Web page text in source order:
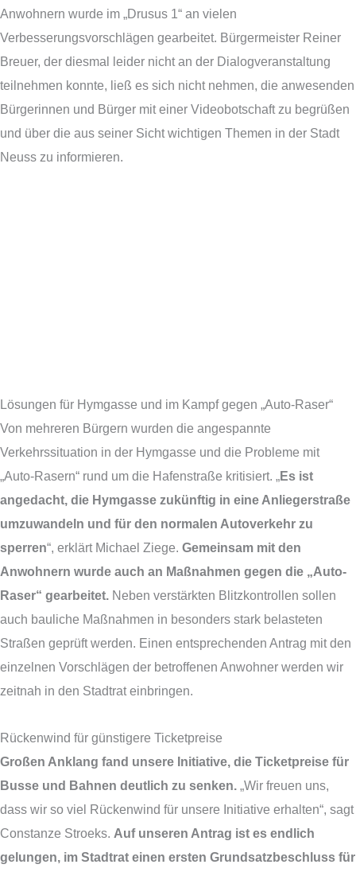
Anwohnern wurde im „Drusus 1“ an vielen
Verbesserungsvorschlägen gearbeitet. Bürgermeister Reiner
Breuer, der diesmal leider nicht an der Dialogveranstaltung
teilnehmen konnte, ließ es sich nicht nehmen, die anwesenden
Bürgerinnen und Bürger mit einer Videobotschaft zu begrüßen
und über die aus seiner Sicht wichtigen Themen in der Stadt
Neuss zu informieren.
Lösungen für Hymgasse und im Kampf gegen „Auto-Raser“
Von mehreren Bürgern wurden die angespannte
Verkehrssituation in der Hymgasse und die Probleme mit
„Auto-Rasern“ rund um die Hafenstraße kritisiert. „Es ist
angedacht, die Hymgasse zukünftig in eine Anliegerstraße
umzuwandeln und für den normalen Autoverkehr zu
sperren“, erklärt Michael Ziege. Gemeinsam mit den
Anwohnern wurde auch an Maßnahmen gegen die „Auto-
Raser“ gearbeitet. Neben verstärkten Blitzkontrollen sollen
auch bauliche Maßnahmen in besonders stark belasteten
Straßen geprüft werden. Einen entsprechenden Antrag mit den
einzelnen Vorschlägen der betroffenen Anwohner werden wir
zeitnah in den Stadtrat einbringen.
Rückenwind für günstigere Ticketpreise
Großen Anklang fand unsere Initiative, die Ticketpreise für
Busse und Bahnen deutlich zu senken. „Wir freuen uns,
dass wir so viel Rückenwind für unsere Initiative erhalten“, sagt
Constanze Stroeks. Auf unseren Antrag ist es endlich
gelungen, im Stadtrat einen ersten Grundsatzbeschluss für